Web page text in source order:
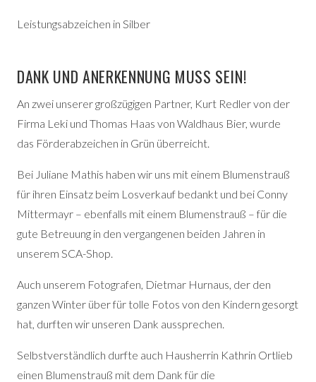
Leistungsabzeichen in Silber
DANK UND ANERKENNUNG MUSS SEIN!
An zwei unserer großzügigen Partner, Kurt Redler von der
Firma Leki und Thomas Haas von Waldhaus Bier, wurde
das Förderabzeichen in Grün überreicht.
Bei Juliane Mathis haben wir uns mit einem Blumenstrauß
für ihren Einsatz beim Losverkauf bedankt und bei Conny
Mittermayr – ebenfalls mit einem Blumenstrauß – für die
gute Betreuung in den vergangenen beiden Jahren in
unserem SCA-Shop.
Auch unserem Fotografen, Dietmar Hurnaus, der den
ganzen Winter über für tolle Fotos von den Kindern gesorgt
hat, durften wir unseren Dank aussprechen.
Selbstverständlich durfte auch Hausherrin Kathrin Ortlieb
einen Blumenstrauß mit dem Dank für die